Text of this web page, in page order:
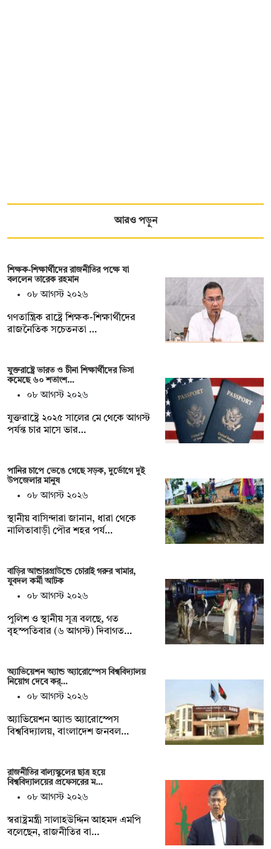
আরও পড়ুন
শিক্ষক-শিক্ষার্থীদের রাজনীতির পক্ষে যা
বললেন তারেক রহমান
০৮ আগস্ট ২০২৬
গণতান্ত্রিক রাষ্ট্রে শিক্ষক-শিক্ষার্থীদের
রাজনৈতিক সচেতনতা …
যুক্তরাষ্ট্রে ভারত ও চীনা শিক্ষার্থীদের ভিসা
কমেছে ৬০ শতাংশ…
০৮ আগস্ট ২০২৬
যুক্তরাষ্ট্রে ২০২৫ সালের মে থেকে আগস্ট
পর্যন্ত চার মাসে ভার…
পানির চাপে ভেঙে গেছে সড়ক, দুর্ভোগে দুই
উপজেলার মানুষ
০৮ আগস্ট ২০২৬
স্থানীয় বাসিন্দারা জানান, ধারা থেকে
নালিতাবাড়ী পৌর শহর পর্য…
বাড়ির আন্ডারগ্রাউন্ডে চোরাই গরুর খামার,
যুবদল কর্মী আটক
০৮ আগস্ট ২০২৬
পুলিশ ও স্থানীয় সূত্র বলছে, গত
বৃহস্পতিবার (৬ আগস্ট) দিবাগত…
অ্যাভিয়েশন অ্যান্ড অ্যারোস্পেস বিশ্ববিদ্যালয়
নিয়োগ দেবে কর্…
০৮ আগস্ট ২০২৬
অ্যাভিয়েশন অ্যান্ড অ্যারোস্পেস
বিশ্ববিদ্যালয়, বাংলাদেশ জনবল…
রাজনীতির বাল্যস্কুলের ছাত্র হয়ে
বিশ্ববিদ্যালয়ের প্রফেসরের ম…
০৮ আগস্ট ২০২৬
স্বরাষ্ট্রমন্ত্রী সালাহউদ্দিন আহমদ এমপি
বলেছেন, রাজনীতির বা…